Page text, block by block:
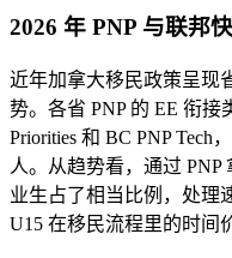
2026 年 PNP 与联邦
近年加拿大移民政策呈现
势。各省 PNP 的 EE 衔接
Priorities 和 BC PNP
人。从趋势看，通过
业生占了相当比例，处
U15 在移民流程里的时间